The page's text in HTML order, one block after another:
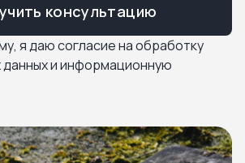
я даю согласие на обработку
и информационную
консультацию